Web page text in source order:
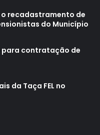
o recadastramento de
do Município
para contratação de
da Taça FEL no